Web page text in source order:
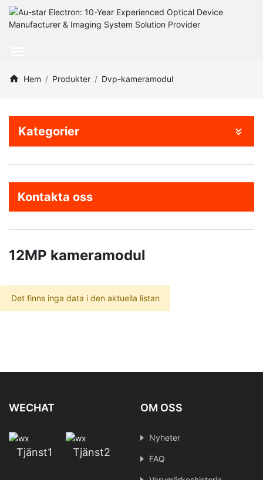
Hem Produkter Dvp-kameramodul
Kategorier
Kontakta oss
12MP kameramodul
Det finns inga data i den aktuella listan
WECHAT
Tjänst1 Tjänst2
OM OSS
Nyheter
FAQ